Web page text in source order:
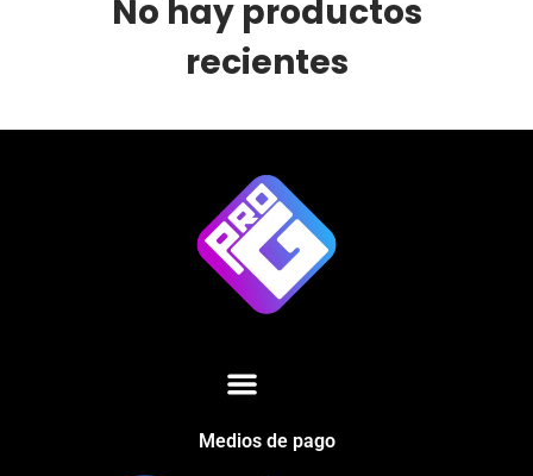
No hay productos
recientes
Medios de pago